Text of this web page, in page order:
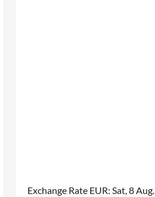
Exchange Rate EUR: Sat, 8 Aug.